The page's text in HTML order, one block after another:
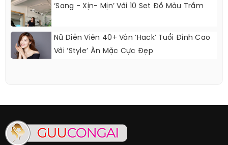
‘Sang - Xịn- Mịn’ Với 10 Set Đồ Màu Trầm
Nữ Diễn Viên 40+ Vẫn ‘hack’ Tuổi Đỉnh Cao
Với ‘style’ Ăn Mặc Cực Đẹp